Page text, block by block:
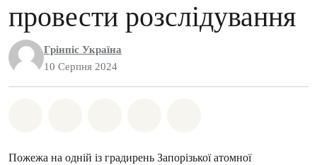
провести розслідування
Грінпіс Україна
10 Серпня 2024
Пожежа на одній із градирень Запорізької атомної